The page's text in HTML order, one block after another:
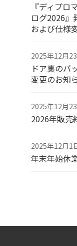
『ディプロ
ログ2026』
および仕様
2025年12月
ドア裏のバ
変更のお知
2025年12月
2026年販売
2025年12月1
年末年始休